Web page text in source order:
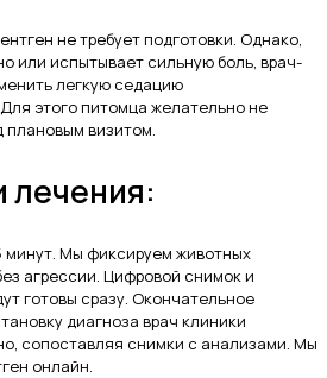
не требует подготовки. Однако,
или испытывает сильную боль, врач-
легкую седацию
этого питомца желательно не
плановым визитом.
лечения:
минут. Мы фиксируем животных
агрессии. Цифровой снимок и
готовы сразу. Окончательное
диагноза врач клиники
сопоставляя снимки с анализами. Мы
онлайн.